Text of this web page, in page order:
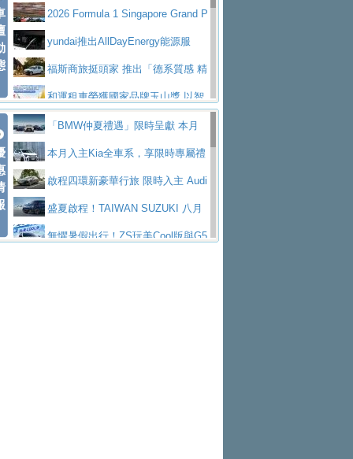
場
eugeot 208小改款發表上市94.8萬起
突然滿天都是小星星！ 台灣賓士突
襲式宣告全新 GLB 第四季上市即日起接單1
98萬起
台灣僅此一台 ! ROYAL ENFIELD
SHOTGUN 650 x ROUGH CRAFTS 限量特
仕版29日開放搶購
／小時
返 1000 Miglia 傳承競速榮耀
法拉利首款純電跑車Luce亮相，最
大馬力超過1000匹並具備530公里最大續航
里程
小車大空間、座艙科技更先進，SK
ODA發表全新純電跨界休旅Eipq祭平民化車
價89萬起
賓士AMG.EA專屬平台首作，Merc
edes-AMG 全新GT 4-Door Coupe全球首發
福斯推出首款GTI純電性能掀背ID.
Polo GTI，擁有226匹馬力和零百加速 6.8
秒的實力
Jaguar 公布四門 GT車款正式車名
為JAGUAR TYPE 01
終於跟上進度，LEXUS發表首款三
排六座純電旗艦休旅 TZ
有錢也買不到的Golf R！福斯打造
全新Golf R 24h賽車將挑戰紐柏林24小時耐
久賽
SKODA公布全新小型純電跨界休旅
Epiq內裝設計，預計5月19日全球首發
福斯全新 ID. Polo 起跳價約台幣94
勇奪中型貨車銷售冠軍
2026 Formula 1 Singapore Grand P
rix 新加坡大獎賽 Audi 極速之旅開放報名
yundai推出AllDayEnergy能源服
務 讓電動車化身行動儲能系統
福斯商旅挺頭家 推出「德系質感 精
算圓夢」專案和運租車榮獲國家品牌玉山獎 以智
慧移動與綠能創新父親節霸氣獻禮！PGO 威力125 最
低入手價 $60,900 起 省油ｘ安全ｘ大空間
陪爸爸輕鬆
Toyota歐洲純電車銷量翻倍 2026
上半年成長113％
NISSAN X-TRAIL 上市首月銷量
躋身同級前3名Subaru推動燃油、油電與純電車混
線生產 以彈性製造應對市場變化
XFORCE攜手臺南祀典大天后宮 試
「BMW仲夏禮遇」限時呈獻 本月
入主即享尊榮豪華五星假期 多元優購方案
同步實施
本月入主Kia全車系，享限時專屬禮
遇 啟程四環新豪華行旅 限時入主 Audi
A6 旗艦陣容 低月付5,888元起及3 年乙式險
購置金
盛夏啟程！TAIWAN SUZUKI 八月
禮遇全面升級無懼暑假出行！ZS玩美Cool版與G5